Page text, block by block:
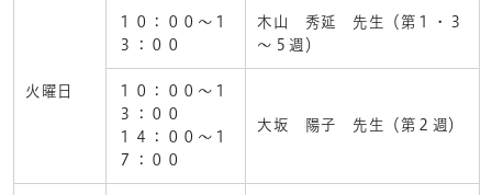
火曜日
１０：００～１
３：００
木山 秀延 先生（第１・３
～５週）
１０：００～１
３：００
１４：００～１
７：００
大坂 陽子 先生（第２週）